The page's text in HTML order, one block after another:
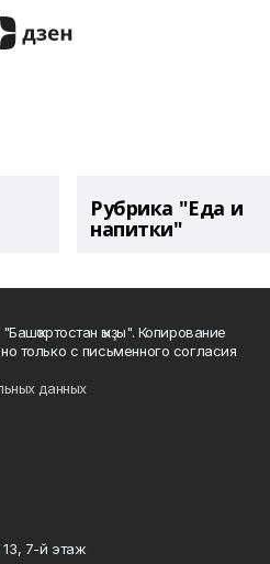
Рубрика "Еда и
напитки"
ҡыҙы". Копирование
только с письменного согласия
данных
13, 7-й этаж